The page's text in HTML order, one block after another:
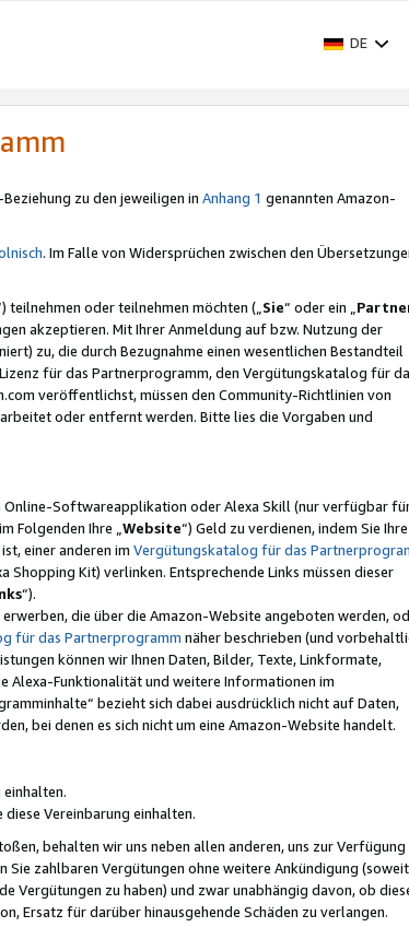
DE
zu den jeweiligen in Anhang 1 genannten Amazon-
. Im Falle von Widersprüchen zwischen den
teilnehmen oder teilnehmen möchten („Sie“ oder ein „
akzeptieren. Mit Ihrer Anmeldung auf bzw. Nutzung der
zu, die durch Bezugnahme einen wesentlichen Bestandteil
für das Partnerprogramm, den Vergütungskatalog für
veröffentlichst, müssen den Community-Richtlinien von
oder entfernt werden. Bitte lies die Vorgaben und
Online-Softwareapplikation oder Alexa Skill (nur verfügbar
Folgenden Ihre „ Website“) Geld zu verdienen, indem Sie Ihre
einer anderen im Vergütungskatalog für das
Shopping Kit) verlinken. Entsprechende Links müssen dieser
“).
die über die Amazon-Website angeboten werden,
für das Partnerprogramm näher beschrieben (und
können wir Ihnen Daten, Bilder, Texte, Linkformate,
Alexa-Funktionalität und weitere Informationen im
bezieht sich dabei ausdrücklich nicht auf Daten,
bei denen es sich nicht um eine Amazon-Website handelt.
Vereinbarung einhalten.
behalten wir uns neben allen anderen, uns zur Verfügung
Sie zahlbaren Vergütungen ohne weitere Ankündigung (soweit
Vergütungen zu haben) und zwar unabhängig davon, ob
Ersatz für darüber hinausgehende Schäden zu verlangen.